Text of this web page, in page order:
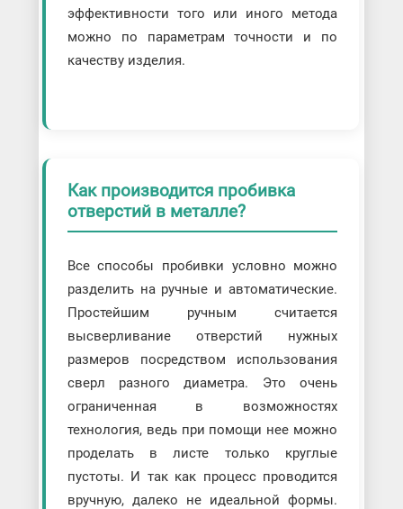
эффективности того или иного метода
можно по параметрам точности и по
качеству изделия.
Как производится пробивка
отверстий в металле?
Все способы пробивки условно можно
разделить на ручные и автоматические.
Простейшим ручным считается
высверливание отверстий нужных
размеров посредством использования
сверл разного диаметра. Это очень
ограниченная в возможностях
технология, ведь при помощи нее можно
проделать в листе только круглые
пустоты. И так как процесс проводится
вручную, далеко не идеальной формы.